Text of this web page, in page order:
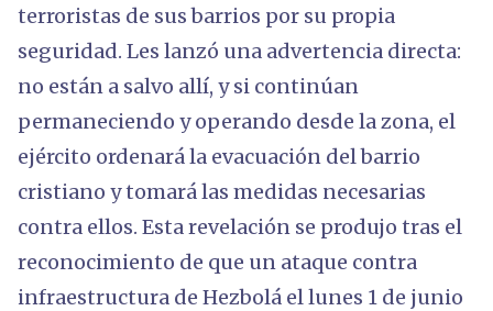
terroristas de sus barrios por su propia
seguridad. Les lanzó una advertencia directa:
no están a salvo allí, y si continúan
permaneciendo y operando desde la zona, el
ejército ordenará la evacuación del barrio
cristiano y tomará las medidas necesarias
contra ellos. Esta revelación se produjo tras el
reconocimiento de que un ataque contra
infraestructura de Hezbolá el lunes 1 de junio